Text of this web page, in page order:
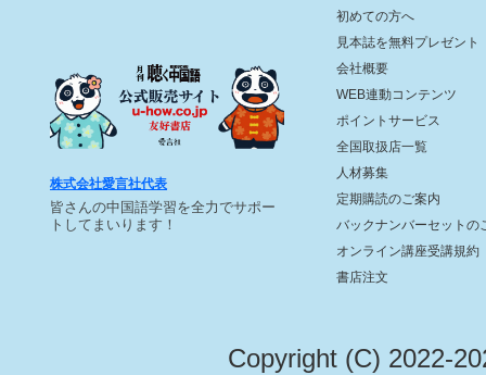
株式会社愛言社代表
皆さんの中国語学習を全力でサポー
トしてまいります！
初めての方へ
見本誌を無料プレゼント
会社概要
WEB連動コンテンツ
ポイントサービス
全国取扱店一覧
人材募集
定期購読のご案内
バックナンバーセットの
オンライン講座受講規約
書店注文
Copyright (C) 2022-